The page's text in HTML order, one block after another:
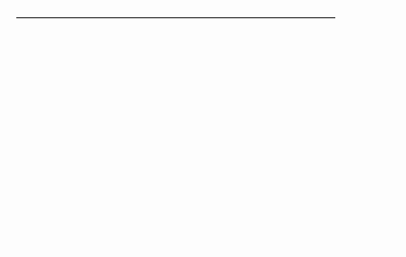
———————————————————–